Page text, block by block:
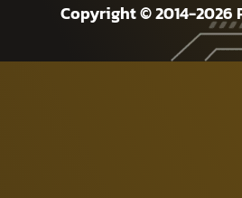
Copyright © 2014-2026